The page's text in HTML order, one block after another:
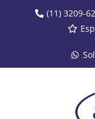
(11) 3209-